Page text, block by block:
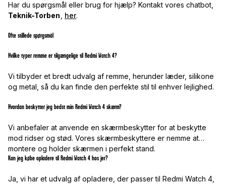
Har du spørgsmål eller brug for hjælp? Kontakt vores chatbot,
Teknik-Torben
her.
Ofte stillede spørgsmål
Hvilke typer remme er tilgængelige til Redmi Watch 4?
Vi tilbyder et bredt udvalg af remme, herunder læder, silikone
og metal, så du kan finde den perfekte stil til enhver lejlighed.
Hvordan beskytter jeg bedst min Redmi Watch 4 skærm?
Vi anbefaler at anvende en skærmbeskytter for at beskytte
mod ridser og stød. Vores skærmbeskyttere er nemme at
montere og holder skærmen i perfekt stand.
Kan jeg købe opladere til Redmi Watch 4 hos jer?
Ja, vi har et udvalg af opladere, der passer til Redmi Watch 4,